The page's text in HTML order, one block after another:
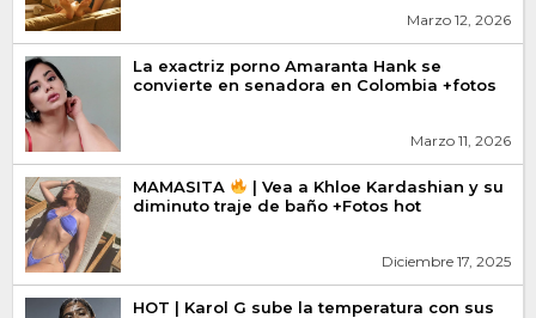
Marzo 12, 2026
La exactriz porno Amaranta Hank se
convierte en senadora en Colombia +fotos
Marzo 11, 2026
MAMASITA
| Vea a Khloe Kardashian y su
diminuto traje de baño +Fotos hot
Diciembre 17, 2025
HOT | Karol G sube la temperatura con sus